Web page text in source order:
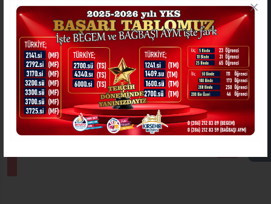
İhale Tarihi
25.02.2026 - 10:40
İhale No
Kırşehir Belediyesi
6 ADET TAŞINMAZIN KİRALANMASI
Oluşturma Tarihi: 09.02.2026 - 13:47
ONLİNE İŞLEMLER